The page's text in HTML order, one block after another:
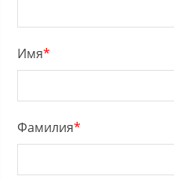
Имя*
Фамилия*